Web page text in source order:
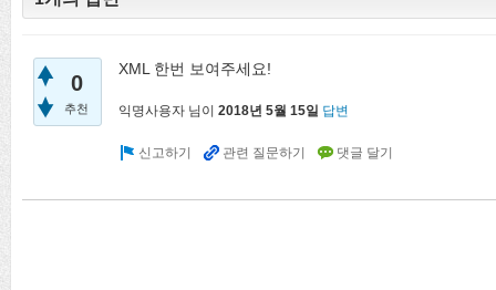
0
추천
XML 한번 보여주세요!
익명사용자 님이 2018년 5월 15일 답변